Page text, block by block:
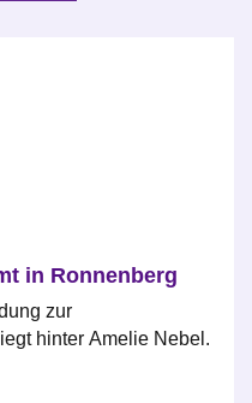
in Ronnenberg
zur
hinter Amelie Nebel.